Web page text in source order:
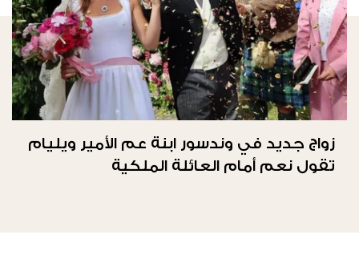
زواج جديد في وندسور ابنة عم الأمير ويليام
تقول نعم أمام العائلة الملكية